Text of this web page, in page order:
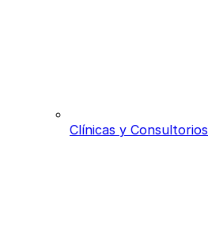
Clínicas y Consultorios